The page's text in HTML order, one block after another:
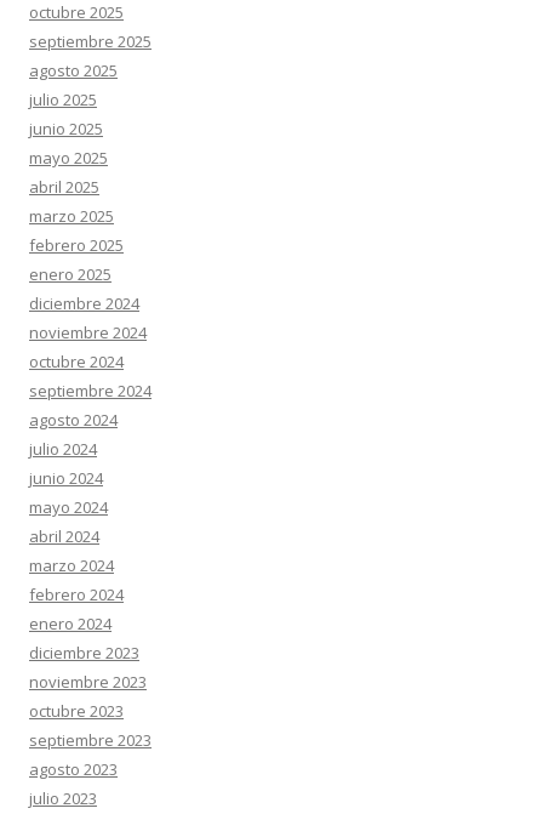
octubre 2025
septiembre 2025
agosto 2025
julio 2025
junio 2025
mayo 2025
abril 2025
marzo 2025
febrero 2025
enero 2025
diciembre 2024
noviembre 2024
octubre 2024
septiembre 2024
agosto 2024
julio 2024
junio 2024
mayo 2024
abril 2024
marzo 2024
febrero 2024
enero 2024
diciembre 2023
noviembre 2023
octubre 2023
septiembre 2023
agosto 2023
julio 2023